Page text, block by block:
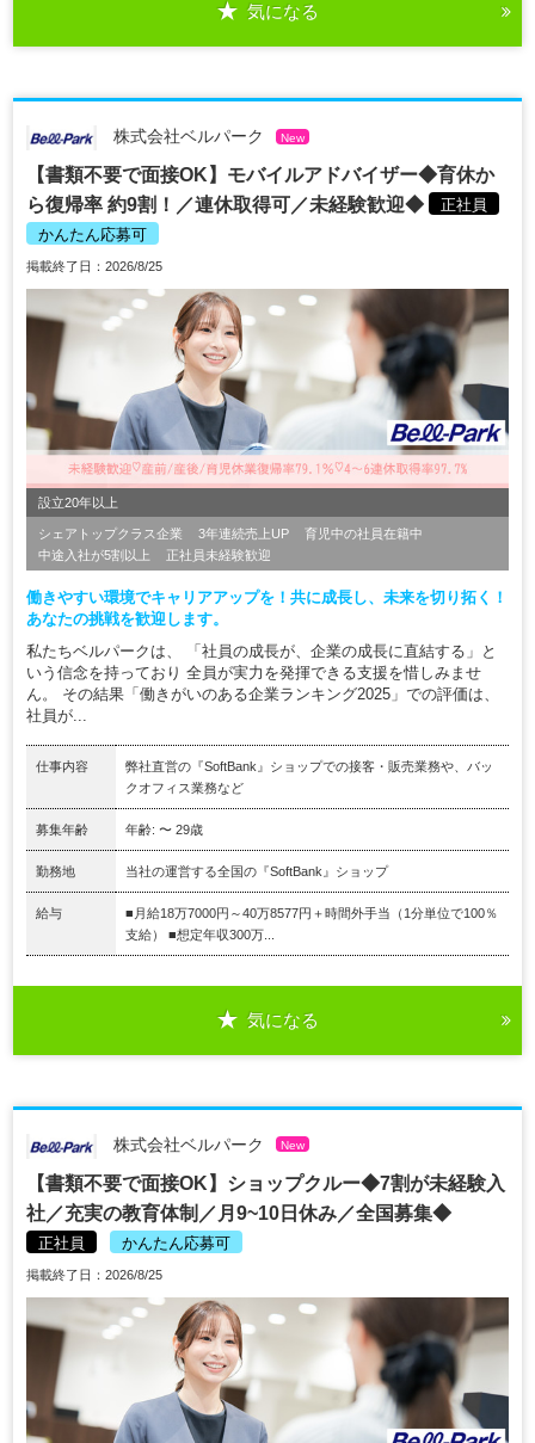
気になる
株式会社ベルパーク New
【書類不要で面接OK】モバイルアドバイザー◆育休か
ら復帰率 約9割！／連休取得可／未経験歓迎◆
正社員
かんたん応募可
掲載終了日：2026/8/25
設立20年以上
シェアトップクラス企業 3年連続売上UP
育児中の社員在籍中
中途入社が5割以上
正社員未経験歓迎
働きやすい環境でキャリアアップを！共に成長し、未来を切り拓く！
あなたの挑戦を歓迎します。
私たちベルパークは、 「社員の成長が、企業の成長に直結する」と
いう信念を持っており 全員が実力を発揮できる支援を惜しみませ
ん。 その結果「働きがいのある企業ランキング2025」での評価は、
社員が...
仕事内容
弊社直営の『SoftBank』ショップでの接客・販売業務や、バッ
クオフィス業務など
募集年齢 年齢: 〜 29歳
勤務地 当社の運営する全国の『SoftBank』ショップ
給与
■月給18万7000円～40万8577円＋時間外手当（1分単位で100％
支給） ■想定年収300万...
気になる
株式会社ベルパーク New
【書類不要で面接OK】ショップクルー◆7割が未経験入
社／充実の教育体制／月9~10日休み／全国募集◆
正社員 かんたん応募可
掲載終了日：2026/8/25